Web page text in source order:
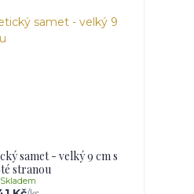
samet - velký 9 cm s
stranou
Skladem